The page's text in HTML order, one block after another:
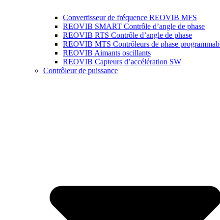
Convertisseur de fréquence REOVIB MFS
REOVIB SMART Contrôle d’angle de phase
REOVIB RTS Contrôle d’angle de phase
REOVIB MTS Contrôleurs de phase
REOVIB Aimants oscillants
REOVIB Capteurs d’accélération SW
Contrôleur de puissance